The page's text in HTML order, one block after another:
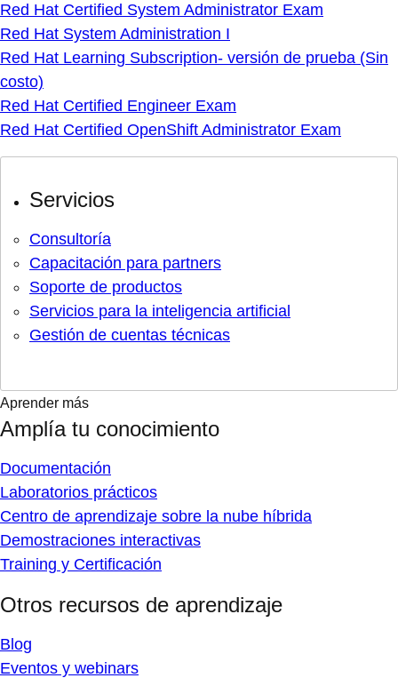
Red Hat Certified System Administrator Exam
Red Hat System Administration I
Red Hat Learning Subscription- versión de prueba (Sin
costo)
Red Hat Certified Engineer Exam
Red Hat Certified OpenShift Administrator Exam
Servicios
Consultoría
Capacitación para partners
Soporte de productos
Servicios para la inteligencia artificial
Gestión de cuentas técnicas
Aprender más
Amplía tu conocimiento
Documentación
Laboratorios prácticos
Centro de aprendizaje sobre la nube híbrida
Demostraciones interactivas
Training y Certificación
Otros recursos de aprendizaje
Blog
Eventos y webinars